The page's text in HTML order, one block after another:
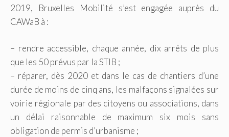
2019, Bruxelles Mobilité s’est engagée auprès du
CAWaB à :
– rendre accessible, chaque année, dix arrêts de plus
que les 50 prévus par la STIB ;
– réparer, dès 2020 et dans le cas de chantiers d’une
durée de moins de cinq ans, les malfaçons signalées sur
voirie régionale par des citoyens ou associations, dans
un délai raisonnable de maximum six mois sans
obligation de permis d’urbanisme ;